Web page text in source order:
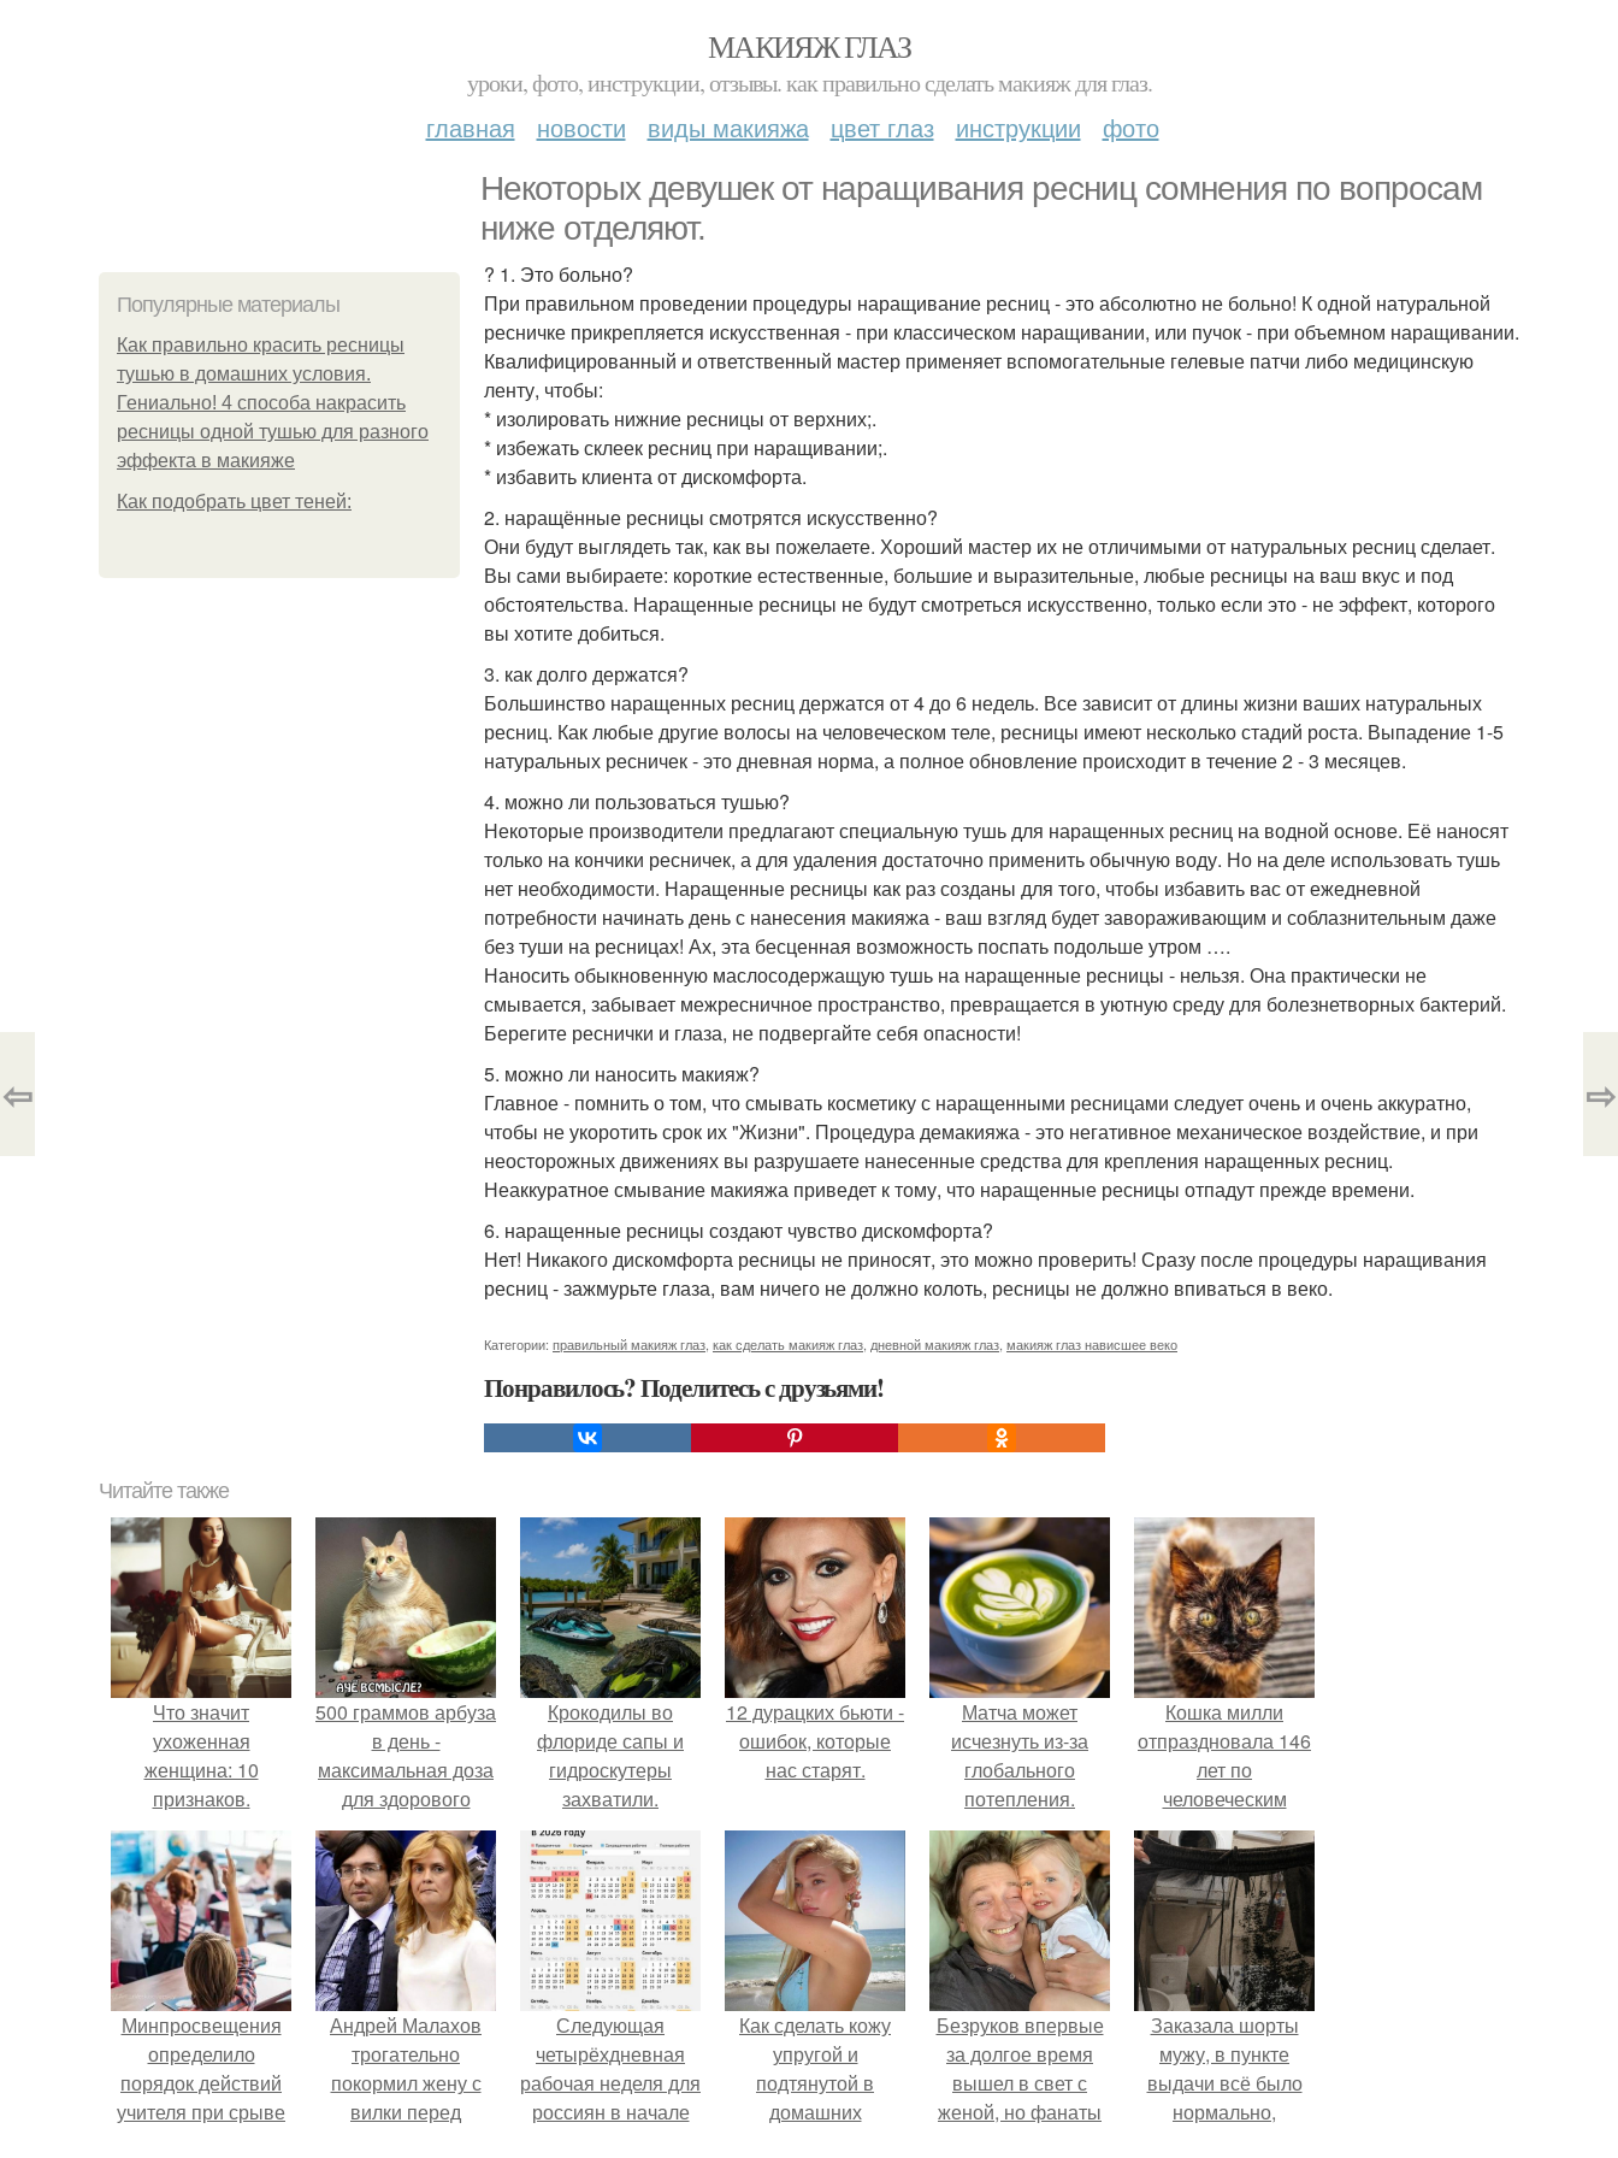
МАКИЯЖ ГЛАЗ
уроки, фото, инструкции, отзывы. как правильно сделать макияж для глаз.
главная новости виды макияжа цвет глаз инструкции фото
Некоторых девушек от наращивания ресниц сомнения по вопросам
ниже отделяют.
Популярные материалы
Как правильно красить ресницы
тушью в домашних условия.
Гениально! 4 способа накрасить
ресницы одной тушью для разного
эффекта в макияже
Как подобрать цвет теней:
? 1. Это больно?
При правильном проведении процедуры наращивание ресниц - это абсолютно не больно! К одной натуральной
ресничке прикрепляется искусственная - при классическом наращивании, или пучок - при объемном наращивании.
Квалифицированный и ответственный мастер применяет вспомогательные гелевые патчи либо медицинскую
ленту, чтобы:
* изолировать нижние ресницы от верхних;.
* избежать склеек ресниц при наращивании;.
* избавить клиента от дискомфорта.
2. наращённые ресницы смотрятся искусственно?
Они будут выглядеть так, как вы пожелаете. Хороший мастер их не отличимыми от натуральных ресниц сделает.
Вы сами выбираете: короткие естественные, большие и выразительные, любые ресницы на ваш вкус и под
обстоятельства. Наращенные ресницы не будут смотреться искусственно, только если это - не эффект, которого
вы хотите добиться.
3. как долго держатся?
Большинство наращенных ресниц держатся от 4 до 6 недель. Все зависит от длины жизни ваших натуральных
ресниц. Как любые другие волосы на человеческом теле, ресницы имеют несколько стадий роста. Выпадение 1-5
натуральных ресничек - это дневная норма, а полное обновление происходит в течение 2 - 3 месяцев.
4. можно ли пользоваться тушью?
Некоторые производители предлагают специальную тушь для наращенных ресниц на водной основе. Её наносят
только на кончики ресничек, а для удаления достаточно применить обычную воду. Но на деле использовать тушь
нет необходимости. Наращенные ресницы как раз созданы для того, чтобы избавить вас от ежедневной
потребности начинать день с нанесения макияжа - ваш взгляд будет завораживающим и соблазнительным даже
без туши на ресницах! Ах, эта бесценная возможность поспать подольше утром ….
Наносить обыкновенную маслосодержащую тушь на наращенные ресницы - нельзя. Она практически не
смывается, забывает межресничное пространство, превращается в уютную среду для болезнетворных бактерий.
Берегите реснички и глаза, не подвергайте себя опасности!
5. можно ли наносить макияж?
Главное - помнить о том, что смывать косметику с наращенными ресницами следует очень и очень аккуратно,
чтобы не укоротить срок их "Жизни". Процедура демакияжа - это негативное механическое воздействие, и при
неосторожных движениях вы разрушаете нанесенные средства для крепления наращенных ресниц.
Неаккуратное смывание макияжа приведет к тому, что наращенные ресницы отпадут прежде времени.
6. наращенные ресницы создают чувство дискомфорта?
Нет! Никакого дискомфорта ресницы не приносят, это можно проверить! Сразу после процедуры наращивания
ресниц - зажмурьте глаза, вам ничего не должно колоть, ресницы не должно впиваться в веко.
Категории: правильный макияж глаз как сделать макияж глаз дневной макияж глаз макияж глаз нависшее веко
Понравилось? Поделитесь с друзьями!
⇦ ⇨
Читайте также
Что значит
ухоженная
женщина: 10
признаков.
500 граммов арбуза
в день -
максимальная доза
для здорового
взрослого,
предупредили
врачи.
Крокодилы во
флориде сапы и
гидроскутеры
захватили.
12 дурацких бьюти -
ошибок, которые
нас старят.
Матча может
исчезнуть из-за
глобального
потепления.
Кошка милли
отпраздновала 146
лет по
человеческим
Меркам и
претендует на
звание самой
старой в мире.
Минпросвещения
определило
порядок действий
учителя при срыве
Андрей Малахов
трогательно
покормил жену с
вилки перед
Следующая
четырёхдневная
рабочая неделя для
россиян в начале
Как сделать кожу
упругой и
подтянутой в
домашних
Безруков впервые
за долгое время
вышел в свет с
женой, но фанаты
Заказала шорты
мужу, в пункте
выдачи всё было
нормально,